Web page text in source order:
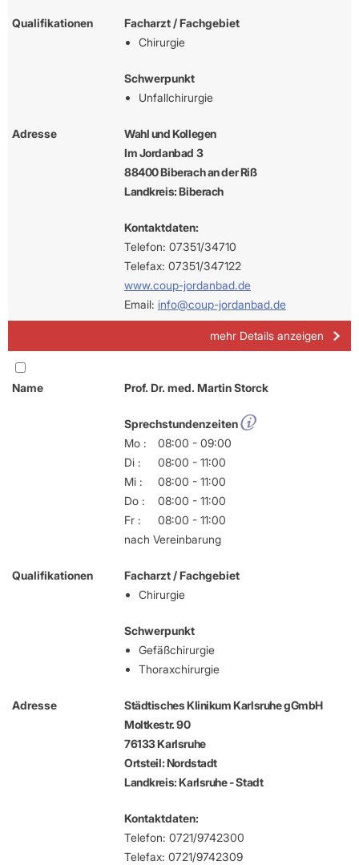
Qualifikationen
Facharzt / Fachgebiet
Chirurgie
Schwerpunkt
Unfallchirurgie
Adresse
Wahl und Kollegen
Im Jordanbad 3
88400 Biberach an der Riß
Landkreis: Biberach
Kontaktdaten:
Telefon: 07351/34710
Telefax: 07351/347122
www.coup-jordanbad.de
Email: info@coup-jordanbad.de
mehr Details anzeigen
Name Prof. Dr. med. Martin Storck
Sprechstundenzeiten
Mo :
08:00 - 09:00
Di :
08:00 - 11:00
Mi :
08:00 - 11:00
Do :
08:00 - 11:00
Fr :
08:00 - 11:00
nach Vereinbarung
Qualifikationen
Facharzt / Fachgebiet
Chirurgie
Schwerpunkt
Gefäßchirurgie
Thoraxchirurgie
Adresse
Städtisches Klinikum Karlsruhe gGmbH
Moltkestr. 90
76133 Karlsruhe
Ortsteil: Nordstadt
Landkreis: Karlsruhe - Stadt
Kontaktdaten:
Telefon: 0721/9742300
Telefax: 0721/9742309